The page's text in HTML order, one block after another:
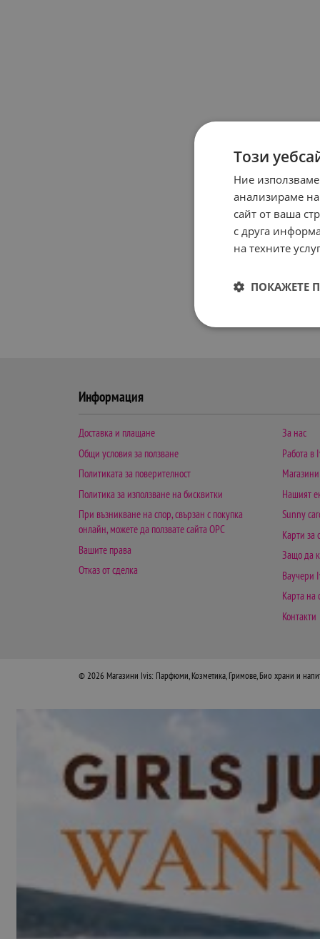
Информация
Доставка и плащане
Общи условия за ползване
Политиката за поверителност
Политика за използване на бисквитки
При възникване на спор, свързан с покупка
онлайн, можете да ползвате сайта ОРС
Вашите права
Отказ от сделка
За нас
Работа в
Магазини
Нашият
Sunny
Карти за
Защо да
Ваучери
Карта на
Контакти
© 2026 Магазини Ivis: Парфюми, Козметика, Гримове, Био храни и
Този
Ние
анализираме
сайт от ваша
с друга
на техните
ПОКАЖЕТЕ